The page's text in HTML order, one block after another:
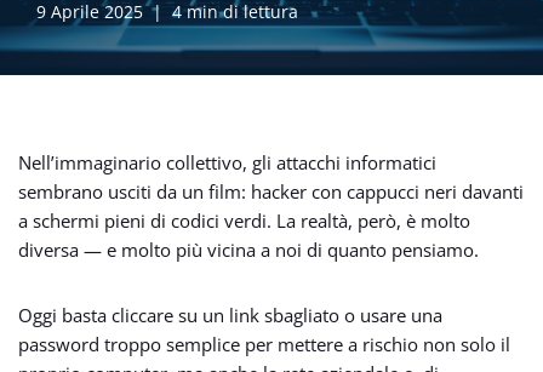
9 Aprile 2025 4 min di lettura
Nell’immaginario collettivo, gli attacchi informatici
sembrano usciti da un film: hacker con cappucci neri davanti
a schermi pieni di codici verdi. La realtà, però, è molto
diversa — e molto più vicina a noi di quanto pensiamo.
Oggi basta cliccare su un link sbagliato o usare una
password troppo semplice per mettere a rischio non solo il